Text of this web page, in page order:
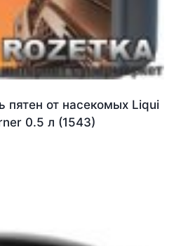
пятен от насекомых Liqui
0.5 л (1543)